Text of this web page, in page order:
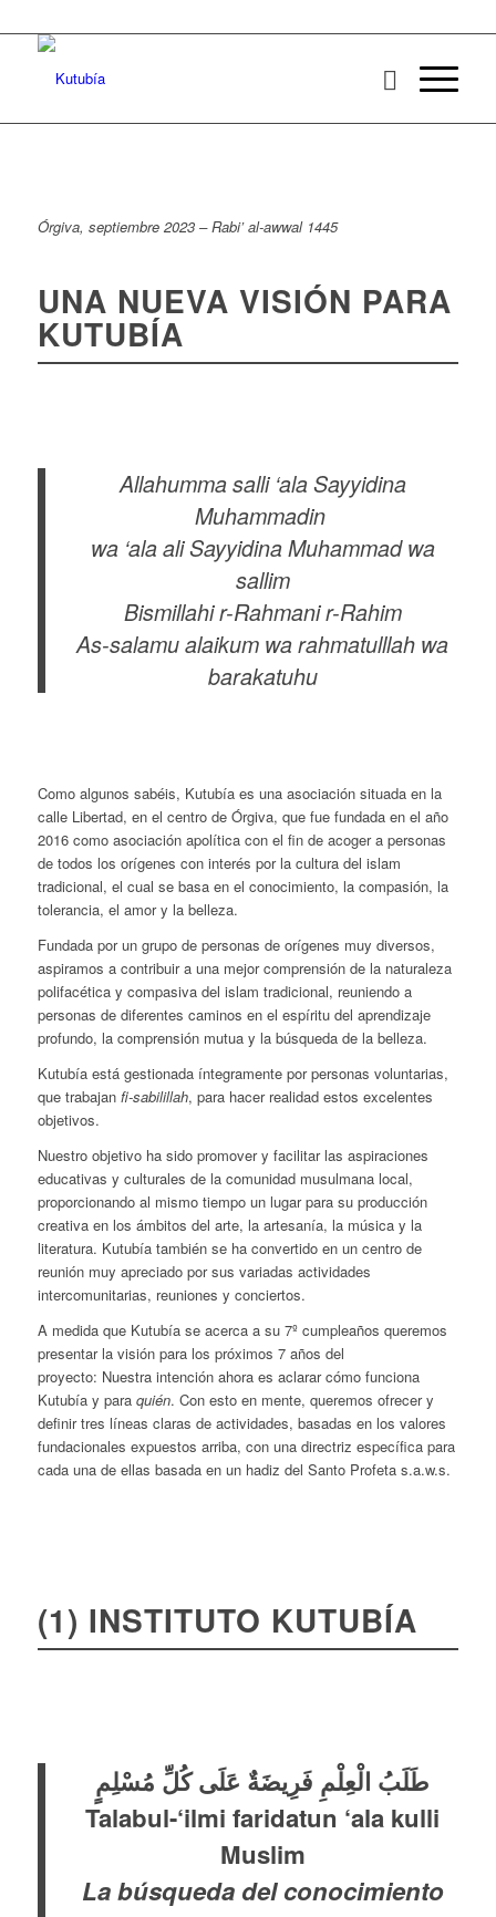
Órgiva, septiembre 2023 – Rabi’ al-awwal 1445
UNA NUEVA VISIÓN PARA
KUTUBÍA
Allahumma salli ‘ala Sayyidina
Muhammadin
wa ‘ala ali Sayyidina Muhammad wa
sallim
Bismillahi r-Rahmani r-Rahim
As-salamu alaikum wa rahmatulllah wa
barakatuhu
Como algunos sabéis, Kutubía es una asociación situada en la
calle Libertad, en el centro de Órgiva, que fue fundada en el año
2016 como asociación apolítica con el fin de acoger a personas
de todos los orígenes con interés por la cultura del islam
tradicional, el cual se basa en el conocimiento, la compasión, la
tolerancia, el amor y la belleza.
Fundada por un grupo de personas de orígenes muy diversos,
aspiramos a contribuir a una mejor comprensión de la naturaleza
polifacética y compasiva del islam tradicional, reuniendo a
personas de diferentes caminos en el espíritu del aprendizaje
profundo, la comprensión mutua y la búsqueda de la belleza.
Kutubía está gestionada íntegramente por personas voluntarias,
que trabajan fi-sabilillah, para hacer realidad estos excelentes
objetivos.
Nuestro objetivo ha sido promover y facilitar las aspiraciones
educativas y culturales de la comunidad musulmana local,
proporcionando al mismo tiempo un lugar para su producción
creativa en los ámbitos del arte, la artesanía, la música y la
literatura. Kutubía también se ha convertido en un centro de
reunión muy apreciado por sus variadas actividades
intercomunitarias, reuniones y conciertos.
A medida que Kutubía se acerca a su 7º cumpleaños queremos
presentar la visión para los próximos 7 años del
proyecto: Nuestra intención ahora es aclarar cómo funciona
Kutubía y para quién. Con esto en mente, queremos ofrecer y
definir tres líneas claras de actividades, basadas en los valores
fundacionales expuestos arriba, con una directriz específica para
cada una de ellas basada en un hadiz del Santo Profeta s.a.w.s.
(1) INSTITUTO KUTUBÍA
طَلَبُ الْعِلْمِ فَرِيضَةٌ عَلَى كُلِّ مُسْلِمٍ
Talabul-‘ilmi faridatun ‘ala kulli
Muslim
La búsqueda del conocimiento